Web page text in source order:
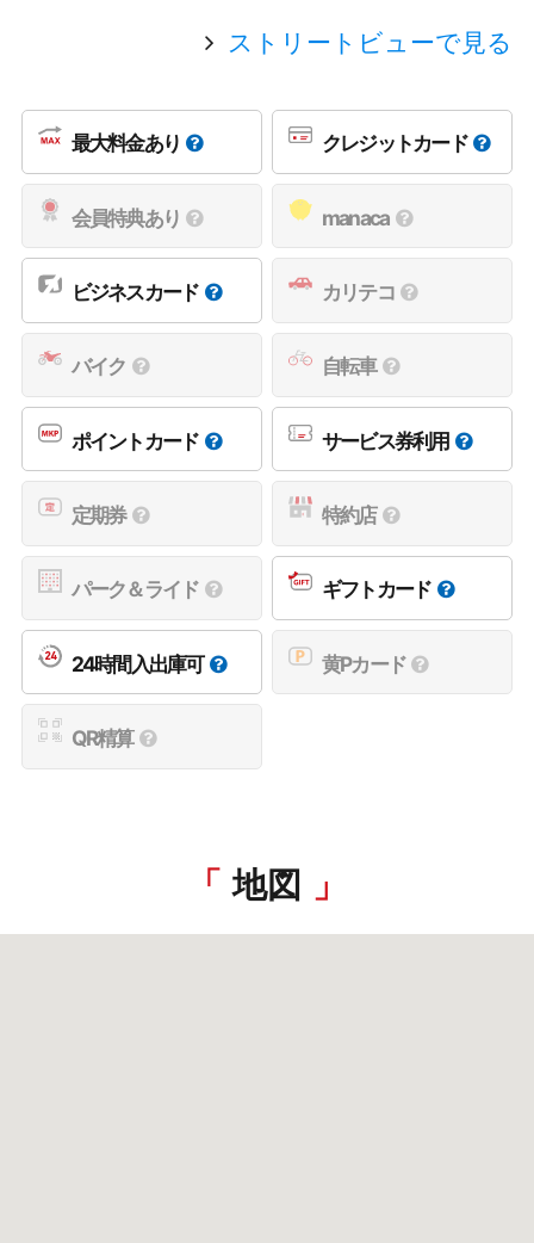
ストリートビューで見る
最大料金あり クレジットカード
会員特典あり manaca
ビジネスカード カリテコ
バイク 自転車
ポイントカード サービス券利用
定期券 特約店
パーク＆ライド ギフトカード
24時間入出庫可 黄Pカード
QR精算
地図